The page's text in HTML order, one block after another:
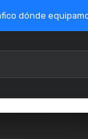
dónde
/ Outlet